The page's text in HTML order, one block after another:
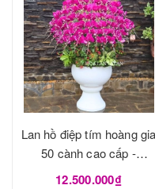
Lan hồ điệp tím hoàng gia
50 cành cao cấp -
LHD1182
12.500.000₫